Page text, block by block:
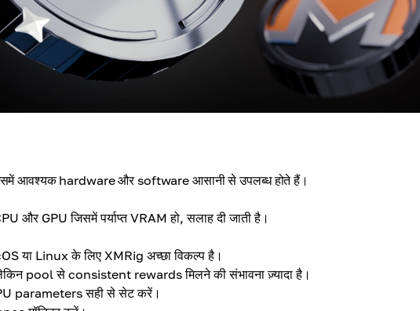
आवश्यक hardware और software आसानी से उपलब्ध होते हैं।
और GPU जिसमें पर्याप्त VRAM हो, सलाह दी जाती है।
या Linux के लिए XMRig अच्छा विकल्प है।
pool से consistent rewards मिलने की संभावना ज़्यादा है।
parameters सही से सेट करें।